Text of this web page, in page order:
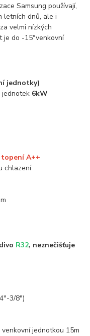
Samsung používají,
letních dnů, ale i
velmi nízkých
je do -15°venkovní
jednotky)
jednotek 6kW
topení A++
chlazení
R32, neznečišťuje
3/8")
jednotkou 15m